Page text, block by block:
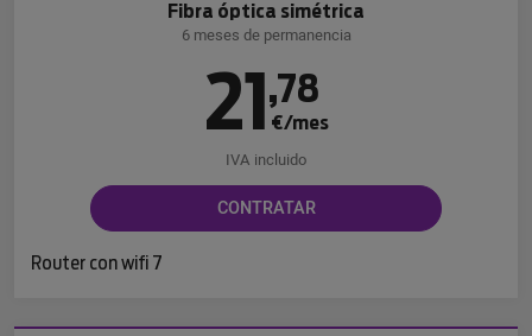
Fibra óptica simétrica
6 meses de permanencia
21,78
€/mes
IVA incluido
CONTRATAR
Router con wifi 7